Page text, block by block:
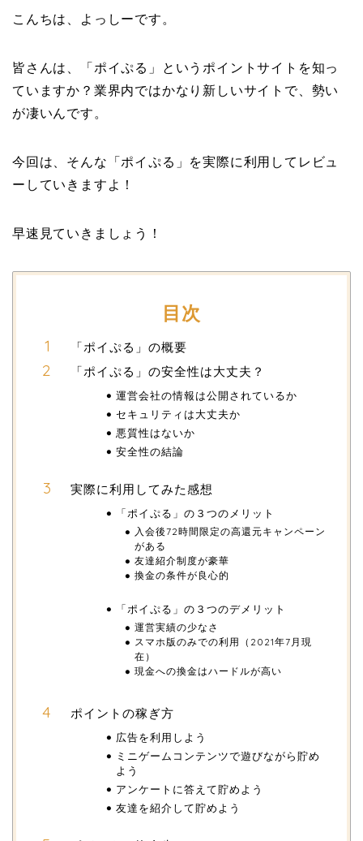
こんちは、よっしーです。
皆さんは、「ポイぷる」というポイントサイトを知っ
ていますか？業界内ではかなり新しいサイトで、勢い
が凄いんです。
今回は、そんな「ポイぷる」を実際に利用してレビュ
ーしていきますよ！
早速見ていきましょう！
目次
「ポイぷる」の概要
「ポイぷる」の安全性は大丈夫？
運営会社の情報は公開されているか
セキュリティは大丈夫か
悪質性はないか
安全性の結論
実際に利用してみた感想
「ポイぷる」の３つのメリット
入会後72時間限定の高還元キャンペーン
がある
友達紹介制度が豪華
換金の条件が良心的
「ポイぷる」の３つのデメリット
運営実績の少なさ
スマホ版のみでの利用（2021年7月現
在）
現金への換金はハードルが高い
ポイントの稼ぎ方
広告を利用しよう
ミニゲームコンテンツで遊びながら貯め
よう
アンケートに答えて貯めよう
友達を紹介して貯めよう